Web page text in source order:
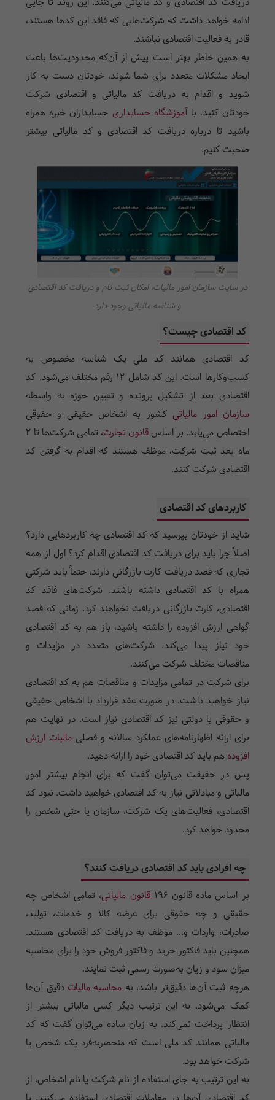
ادامه خواهد داشت که شرکت‌هایی که فاقد این کد‌ها هستند،
قادر به فعالیت اقتصادی نباشند.
به همین خاطر بهتر است پیش از آن‌که محدودیت‌ها باعث
ایجاد مشکلات متعدد برای شما شوند، خودتان دست به کار
شوید و اقدام به دریافت کد مالیاتی و اقتصادی شرکت
خودتان کنید. باآموزشگاه حسابداری حسابداران خبره همراه
باشید تا درباره دریافت کد اقتصادی و کد مالیاتی بیشتر
صحبت کنیم.
در سایت سازمان امور مالیات، امکان ثبت نام و دریافت کد اقتصادی
و شناسه مالیاتی وجود دارد
کد اقتصادی چیست؟
کد اقتصادی همانند کد ملی یک شناسه مخصوص به
کسب‌و‌کارها است. این کد شامل 12 رقم مختلف می‌شود. کد
اقتصادی بعد از تشکیل پرونده و تعیین حوزه به واسطه
سازمان امور مالیاتی کشور به اشخاص حقیقی و حقوقی
اختصاص می‌یابد. بر اساس قانون تجارت
، تمامی شرکت‌ها تا 2
ماه بعد ثبت شرکت، موظف هستند که اقدام بهگرفتن کد
اقتصادی شرکت کنند.
کاربردهای کد اقتصادی
شاید از خودتان بپرسید که کد اقتصادی چه کاربردهایی دارد؟
اصلاً چرا باید برای دریافت کد اقتصادی اقدام کرد؟ اول از همه
تجاری که قصد دریافت کارت بازرگانی دارند، حتماً باید شرکتی
همراه با کد اقتصادی داشته باشند. شرکت‌های فاقد کد
اقتصادی، کارت بازرگانی دریافت نخواهند کرد. زمانی که قصد
گواهی ارزش افزوده را داشته باشید، باز هم به کد اقتصادی
خود نیاز پیدا می‌کند. شرکت‌های متعدد در مزایدات و
مناقصات مختلف شرکت می‌کنند.
برای شرکت در تمامی مزایدات و مناقصات هم به کد اقتصادی
نیاز خواهید داشت. در صورت عقد قرارداد با اشخاص حقیقی
و حقوقی یا دولتی نیز کد اقتصادی نیاز است. در نهایت هم
برای ارائه اظهارنامه‌های عملکرد سالانه و فصلی مالیات ارزش
افزوده هم باید کد اقتصادی خود را ارائه دهید.
پس در حقیقت می‌توان گفت که برای انجام بیشتر امور
مالیاتی و مبادلاتی نیاز به کد اقتصادی خواهید داشت. نبود کد
اقتصادی، فعالیت‌های یک شرکت، سازمان یا حتی شخص را
محدود خواهد کرد.
چه افرادی باید کد اقتصادی دریافت کنند؟
بر اساس ماده قانون 196 قانون مالیاتی، تمامی اشخاص چه
حقیقی و چه حقوقی برای عرضه کالا و خدمات، تولید،
صادرات، واردات و... موظف به دریافت کد اقتصادی هستند.
همچنین باید فاکتور خرید و فاکتور فروش خود را برای محاسبه
میزان سود و زیان به‌صورت رسمی ثبت نمایند.
هرچه ثبت آن‌ها دقیق‌تر باشد، به محاسبه مالیاتدقیق آن‌ها
کمک می‌شود. به این ترتیب دیگر کسی مالیاتی بیشتر از
انتظار پرداخت نمی‌کند. به زبان ساده می‌توان گفت که کد
مالیاتی همانند کد ملی است که منحصر‌به‌فرد یک شخص یا
شرکت خواهد بود.
به این ترتیب به جای استفاده از نام شرکت یا نام اشخاص، از